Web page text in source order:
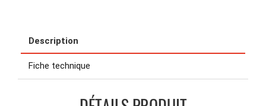
Description
Fiche technique